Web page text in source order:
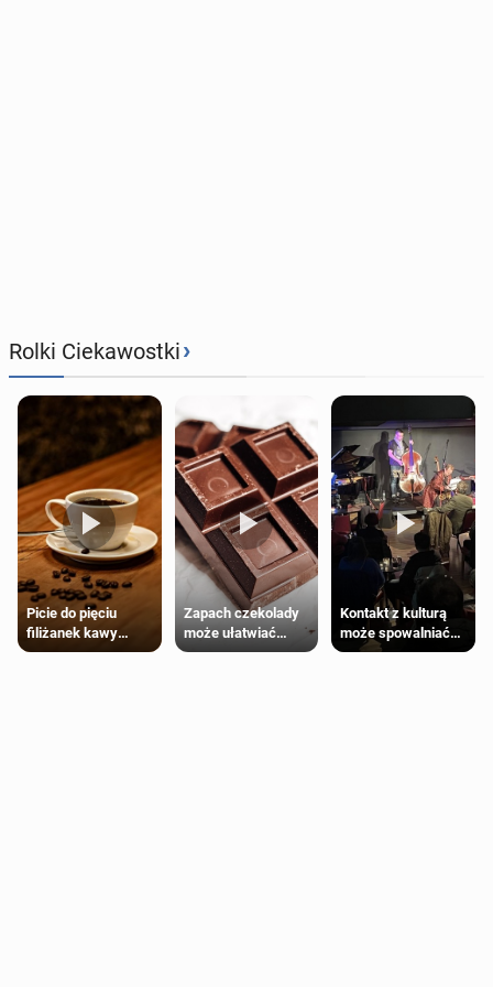
Rolki Ciekawostki›
Picie do pięciu
filiżanek kawy
dziennie jest
Zapach czekolady
może ułatwiać
trening siłowy
Kontakt z kulturą
może spowalniać
starzenie